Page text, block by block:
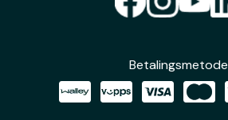
Betalingsmetode